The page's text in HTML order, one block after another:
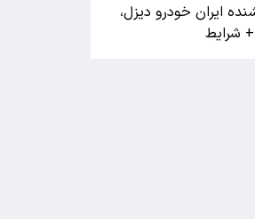
ایران خودرو دیزل،
شرایط